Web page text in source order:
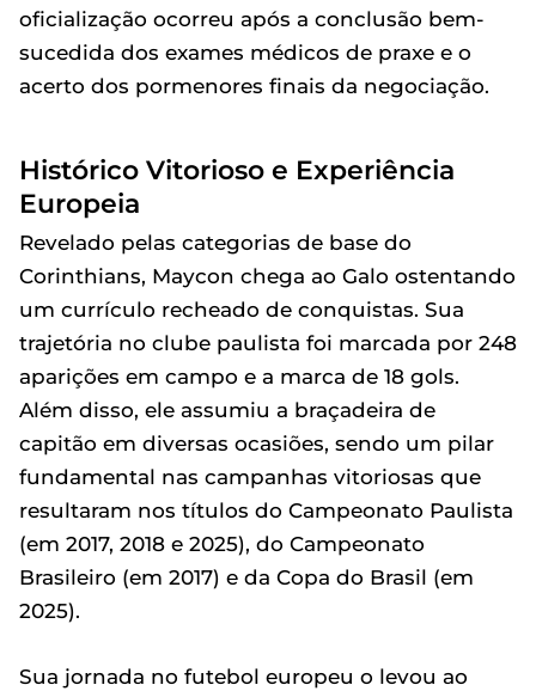
oficialização ocorreu após a conclusão bem-
sucedida dos exames médicos de praxe e o
acerto dos pormenores finais da negociação.
Histórico Vitorioso e Experiência
Europeia
Revelado pelas categorias de base do
Corinthians, Maycon chega ao Galo ostentando
um currículo recheado de conquistas. Sua
trajetória no clube paulista foi marcada por 248
aparições em campo e a marca de 18 gols.
Além disso, ele assumiu a braçadeira de
capitão em diversas ocasiões, sendo um pilar
fundamental nas campanhas vitoriosas que
resultaram nos títulos do Campeonato Paulista
(em 2017, 2018 e 2025), do Campeonato
Brasileiro (em 2017) e da Copa do Brasil (em
2025).
Sua jornada no futebol europeu o levou ao